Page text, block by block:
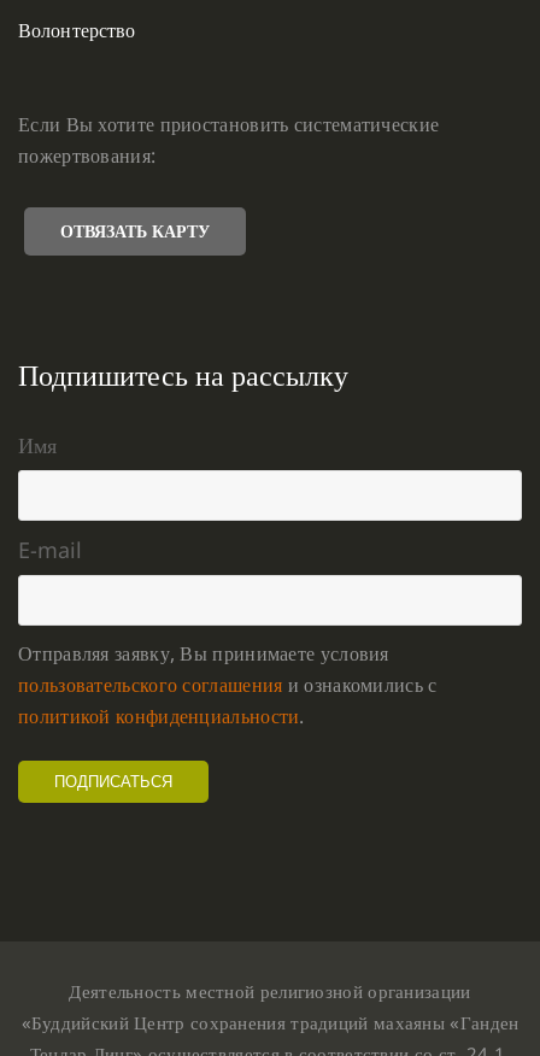
Волонтерство
Если Вы хотите приостановить систематические
пожертвования:
ОТВЯЗАТЬ КАРТУ
Подпишитесь на рассылку
Имя
E-mail
Отправляя заявку, Вы принимаете условия
пользовательского соглашения и ознакомились с
политикой конфиденциальности.
Деятельность местной религиозной организации
«Буддийский Центр сохранения традиций махаяны «Ганден